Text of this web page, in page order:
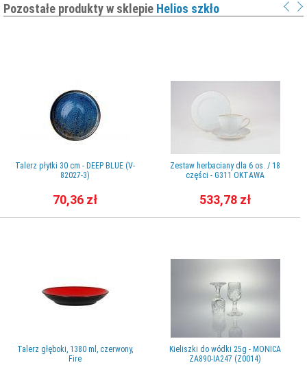
Pozostałe produkty w sklepie Helios szkło
Talerz płytki 30 cm - DEEP BLUE (V-
82027-3)
70,36 zł
Talerz głęboki, 1380 ml, czerwony,
Fire
Zestaw herbaciany dla 6 os. / 18
części - G311 OKTAWA
533,78 zł
Kieliszki do wódki 25g - MONICA
ZA890-IA247 (Z0014)